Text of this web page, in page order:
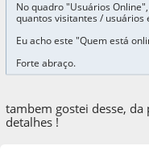
No quadro "Usuários
quantos visitantes / usuários
Eu acho este "Quem está
Forte abraço.
tambem gostei desse,
detalhes !